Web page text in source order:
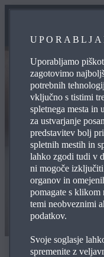
Vse o vašem vozilu
Uporabljamo
zagotovimo
potrebnih
vključno s tistimi
spletnega mesta in
za ustvarjanje
predstavitev bolj
spletnih mestih in
lahko zgodi tudi v
ni mogoče
organov in
pomagate s klikom
temi neobveznimi
podatkov.
Svoje soglasje
spremenite z